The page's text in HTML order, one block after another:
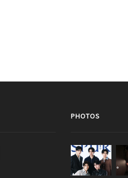
PHOTOS